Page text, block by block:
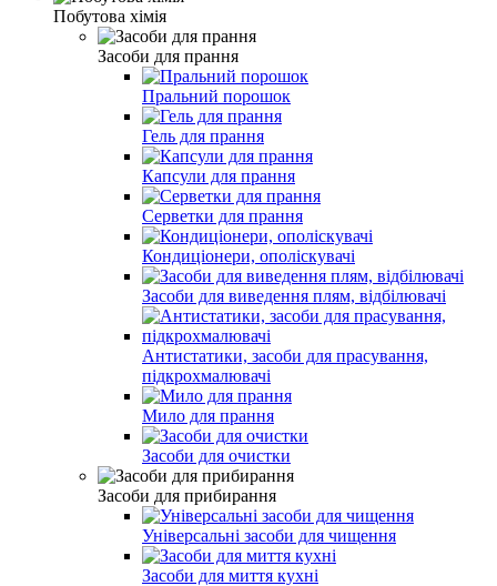
Побутова хімія
Засоби для прання
Пральний порошок
Гель для прання
Капсули для прання
Серветки для прання
Кондиціонери, ополіскувачі
Засоби для виведення плям, відбілювачі
Антистатики, засоби для прасування,
підкрохмалювачі
Мило для прання
Засоби для очистки
Засоби для прибирання
Універсальні засоби для чищення
Засоби для миття кухні